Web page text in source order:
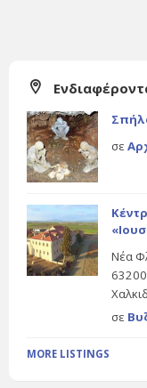
σε
Νέα
63200
σε
MORE LISTINGS